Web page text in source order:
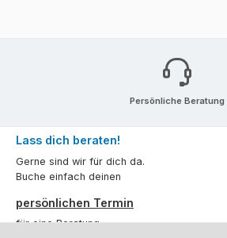
Persönliche Beratung
Lass dich beraten!
Gerne sind wir für dich da.
Buche einfach deinen
persönlichen Termin
für eine Beratung.